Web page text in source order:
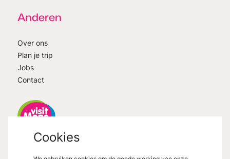
Anderen
Over ons
Plan je trip
Jobs
Contact
Cookies